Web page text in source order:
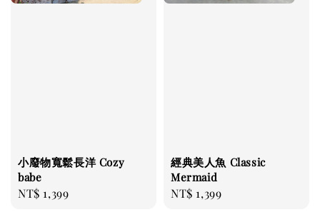
小廢物寬鬆長洋 Cozy
babe
Regular
NT$ 1,399
經典美人魚 Classic
Mermaid
Regular
NT$ 1,399